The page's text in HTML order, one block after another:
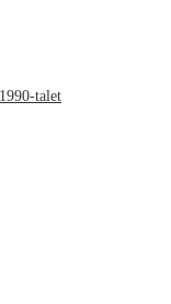
1990-talet